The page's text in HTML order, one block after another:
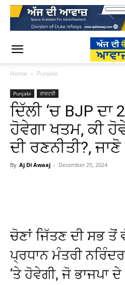
Home Punjabi
Punjabi ਰਾਸ਼ਟਰੀ
ਦਿੱਲੀ ‘ਚ BJP ਦਾ
ਹੋਵੇਗਾ ਖਤਮ, ਕੀ
ਦੀ ਰਣਨੀਤੀ?,
By Aj Di Awaaj - December 25, 2024
ਚੋਣਾਂ ਜਿੱਤਣ ਦੀ ਸਭ ਤੋਂ
ਪ੍ਰਧਾਨ ਮੰਤਰੀ
‘ਤੇ ਹੋਵੇਗੀ, ਜੋ ਭਾਜਪਾ